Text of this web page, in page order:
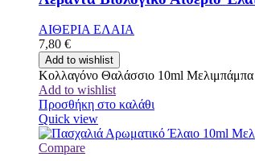
ΑΙΘΕΡΙΑ ΕΛΑΙΑ
7,80 €
Add to wishlist
Κολλαγόνο Θαλάσσιο 10ml Μελιμπάμπα
Add to wishlist
Προσθήκη στο καλάθι
Quick view
Compare